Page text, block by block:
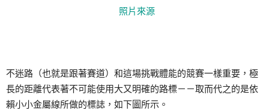
照片來源
不迷路（也就是跟著賽道）和這場挑戰體能的競賽一樣重要，極
長的距離代表著不可能使用大又明確的路標－－取而代之的是依
賴小小金屬線所做的標誌，如下圖所示。